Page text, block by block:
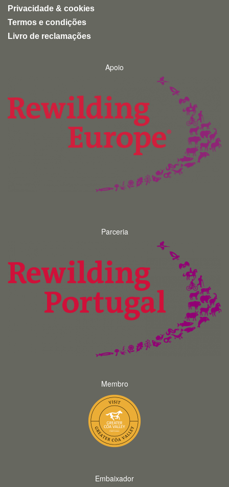
Privacidade & cookies
Termos e condições
Livro de reclamações
Apoio
Parceria
Membro
Embaixador